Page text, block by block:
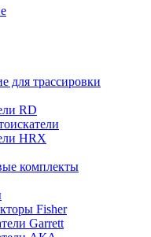
для трассировки
RD
HRX
комплекты
Fisher
Garrett